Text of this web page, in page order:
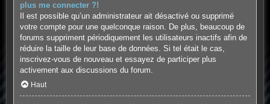
plus me connecter ?!
Il est possible qu’un administrateur ait désactivé ou supprimé
votre compte pour une quelconque raison. De plus, beaucoup de
forums suppriment périodiquement les utilisateurs inactifs afin de
réduire la taille de leur base de données. Si tel était le cas,
inscrivez-vous de nouveau et essayez de participer plus
activement aux discussions du forum.
Haut